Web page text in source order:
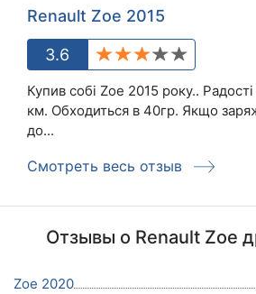
Renault Zoe 2015
3.6
Купив собі Zoe 2015 року..
км. Обходиться в 40гр. Якщо
до...
Смотреть весь отзыв
Отзывы о Renault Zoe
Zoe 2020